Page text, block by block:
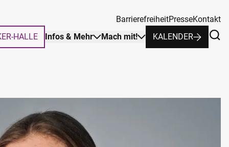
HALLE Infos & Mehr Mach mit! KALENDER
BarrierefreiheitPresseKontakt